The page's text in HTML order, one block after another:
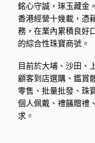
銘心守誠，琢玉藏金
香港經營十幾載，憑
務，在業內累積良好
的綜合性珠寶商號。
目前於大埔、沙田、
顧客到店選購、鑑賞
零售、批量批發、珠
個人佩戴、禮饈贈禮
求。